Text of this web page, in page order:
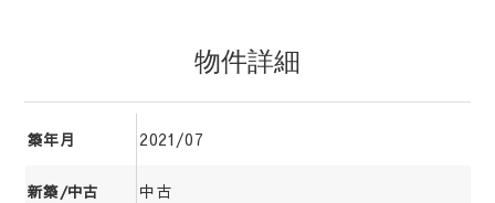
物件詳細
築年月 2021/07
新築/中古 中古